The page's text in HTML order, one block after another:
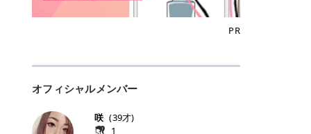
じませましょう。 STEP2 パッドを
裏返し、フラット面で顔全体をやさ
しく押さえながら化粧水をなじませ
キンケアを行います。 乾燥が気にな
パックとして使用するのもおすすめ
こからは、保湿ケアや肌荒れケア、
毛穴ケアなど目的別におすすめのト
のがメリットですが、毛根を破壊す
ます。 なお、医療脱毛は保険がきか
ない自由診療なので、クリニックに
います。だからこそ、しっかり比較
ナルクリニックの全身脱毛料金プラ
・追加費用がかからないシステム ・
リニックのお得な割引・キャンペー
で割引 ・ペア限定プラン｜家族や友
人と一緒にスタートできる ・他社か
クールで上品な雰囲気を演出できま
ニュートラルな発色で、肌色を選び
落ち着いた印象に仕上がり、オン・
いめメイクにもカジュアルメイクに
もマッチします。 ラズベリーケーキ
ケモケになってます。 > > 桜グロス
【日本限定色】：上品なピンクベー
も上品で使いやすい色ですね。すも
いるので華やかそうに見えるけど、
> > スキンケア成分が配合されてい
て保湿もしっかりしてくれます。最
ことでポイントを獲得でき、貯まっ
たポイントはAmazonギフト券やド
ットマネーなどに交換できます。 普
イ活初心者でも始めやすいのが魅力
段よく使っているコスメ通販サイト
けでポイントが貯まるのが大きな魅
力です✨ 例えば、、、 ・メガ割の
PR
オフィシャルメンバー
咲 (39才)
1